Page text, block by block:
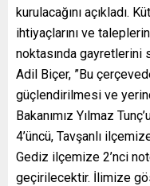
kurulacağını açıkladı.
ihtiyaçlarını ve
noktasında
Adil Biçer, ”Bu
güçlendirilmesi ve
Bakanımız Yılmaz
4’üncü, Tavşanlı
Gediz ilçemize 2’nci
geçirilecektir. İlimize